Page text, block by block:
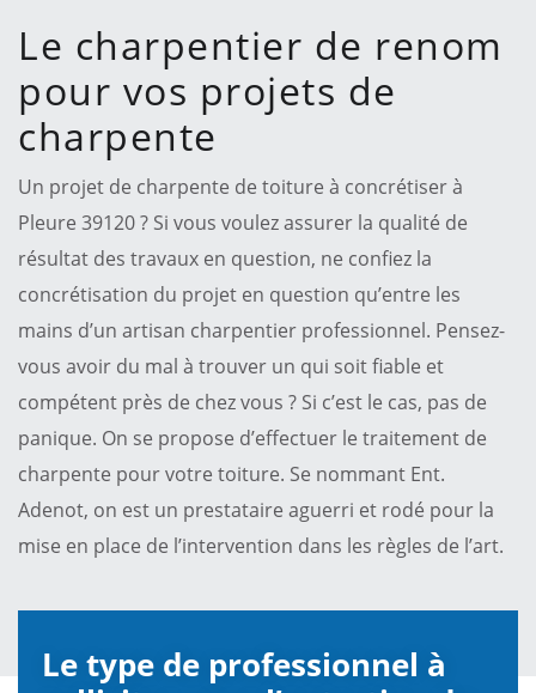
Le charpentier de renom
pour vos projets de
charpente
Un projet de charpente de toiture à concrétiser à
Pleure 39120 ? Si vous voulez assurer la qualité de
résultat des travaux en question, ne confiez la
concrétisation du projet en question qu’entre les
mains d’un artisan charpentier professionnel. Pensez-
vous avoir du mal à trouver un qui soit fiable et
compétent près de chez vous ? Si c’est le cas, pas de
panique. On se propose d’effectuer le traitement de
charpente pour votre toiture. Se nommant Ent.
Adenot, on est un prestataire aguerri et rodé pour la
mise en place de l’intervention dans les règles de l’art.
Le type de professionnel à